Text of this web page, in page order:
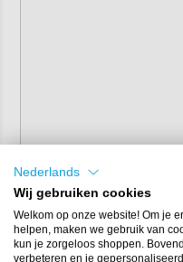
Nederlands
Wij gebruiken cookies
Welkom op onze website! Om je
helpen, maken we gebruik van
kun je zorgeloos shoppen.
verbeteren en je